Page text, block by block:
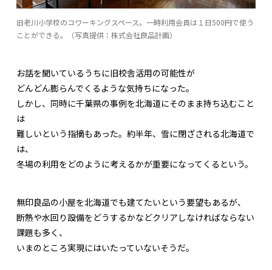
旧老川小学校のコワーキングスペース。一時利用会員は１日500円で使う
ことができる。（写真提供：株式会社良品計画）
お話を聞いているうちに旧校舎活用の可能性が
どんどん膨らんでくるような気持ちになった。
しかし、同時に千葉県の事例を北海道にそのまま持ち込むこと
は
難しいという指摘もあった。約半年、雪に閉ざされる北海道で
は、
冬場の利用をどのように考えるかが重要になってくるという。
無印良品の小屋を北海道でも建てたいという要望もあるが、
断熱や水回り設備をどうするかなどクリアしなければならない
課題も多く、
いまのところ実現にはいたっていないそうだ。